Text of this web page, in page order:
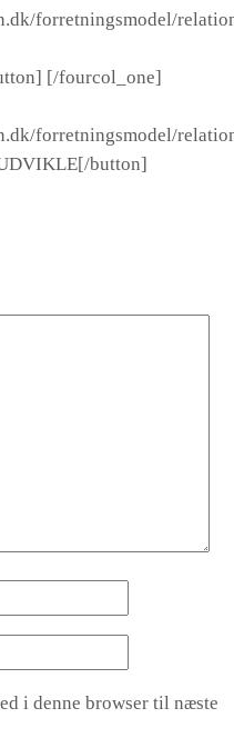
forretningsmodel/
[/fourcol_one]
forretningsmodel/
button]
i denne browser til næste